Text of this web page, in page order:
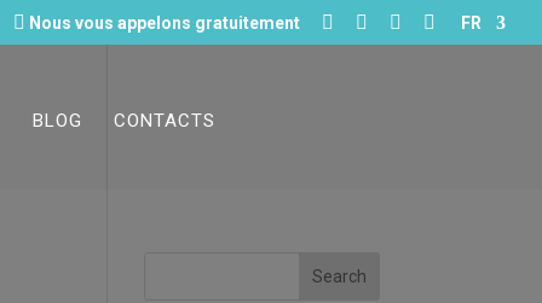
 Nous vous appelons gratuitement     FR
BLOG CONTACTS